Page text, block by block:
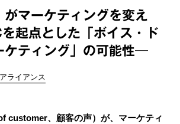
がマーケティングを変え
点とした「ボイス・ド
ケティング」の可能性─
ライアンス
customer、顧客の声）が、マーケティ